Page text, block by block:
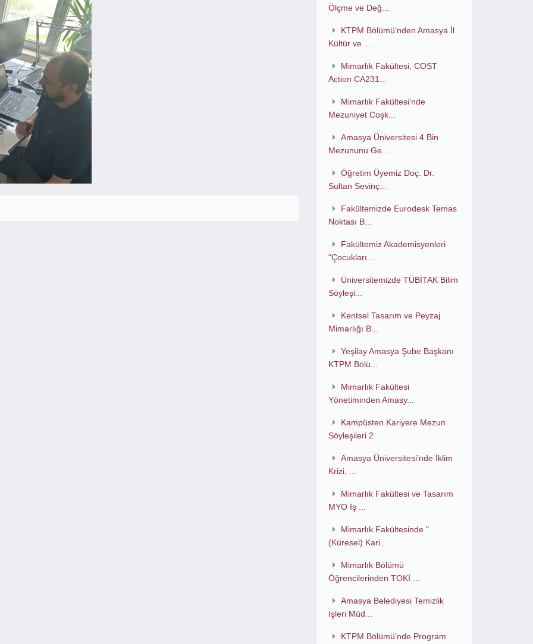
Ölçme ve Değ...
KTPM Bölümü’nden Amasya İl
Kültür ve ...
Mimarlık Fakültesi, COST
Action CA231...
Mimarlık Fakültesi'nde
Mezuniyet Coşk...
Amasya Üniversitesi 4 Bin
Mezununu Ge...
Öğretim Üyemiz Doç. Dr.
Sultan Sevinç...
Fakültemizde Eurodesk Temas
Noktası B...
Fakültemiz Akademisyenleri
“Çocukları...
Üniversitemizde TÜBİTAK Bilim
Söyleşi...
Kentsel Tasarım ve Peyzaj
Mimarlığı B...
Yeşilay Amasya Şube Başkanı
KTPM Bölü...
Mimarlık Fakültesi
Yönetiminden Amasy...
Kampüsten Kariyere Mezun
Söyleşileri 2
Amasya Üniversitesi’nde İklim
Krizi, ...
Mimarlık Fakültesi ve Tasarım
MYO İş ...
Mimarlık Fakültesinde "
(Küresel) Kari...
Mimarlık Bölümü
Öğrencilerinden TOKİ ...
Amasya Belediyesi Temizlik
İşleri Müd...
KTPM Bölümü’nde Program